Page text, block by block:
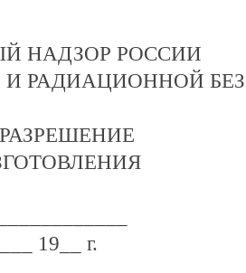
НАДЗОР РОССИИ
И РАДИАЦИОННОЙ
19__ г.